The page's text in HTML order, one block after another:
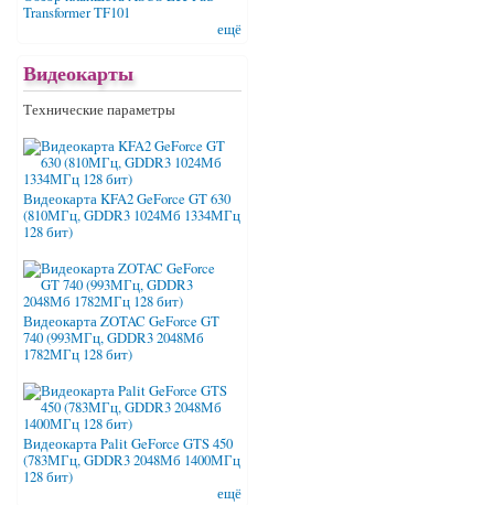
Transformer TF101
ещё
Видеокарты
Технические параметры
Видеокарта KFA2 GeForce GT 630
(810МГц, GDDR3 1024Мб 1334МГц
128 бит)
Видеокарта ZOTAC GeForce GT
740 (993МГц, GDDR3 2048Мб
1782МГц 128 бит)
Видеокарта Palit GeForce GTS 450
(783МГц, GDDR3 2048Мб 1400МГц
128 бит)
ещё